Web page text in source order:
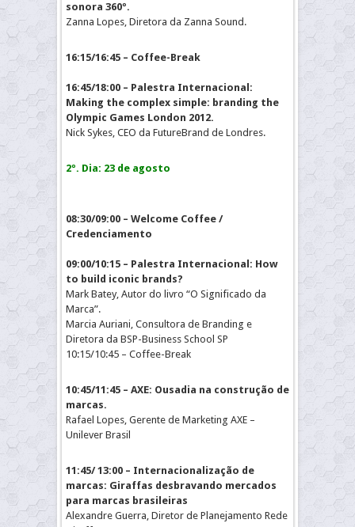
sonora 360º.
Zanna Lopes, Diretora da Zanna Sound.
16:15/16:45 – Coffee-Break
16:45/18:00 – Palestra Internacional:
Making the complex simple: branding the
Olympic Games London 2012.
Nick Sykes, CEO da FutureBrand de Londres.
2º. Dia: 23 de agosto
08:30/09:00 – Welcome Coffee /
Credenciamento
09:00/10:15 – Palestra Internacional: How
to build iconic brands?
Mark Batey, Autor do livro “O Significado da
Marca”.
Marcia Auriani, Consultora de Branding e
Diretora da BSP-Business School SP
10:15/10:45 – Coffee-Break
10:45/11:45 – AXE: Ousadia na construção de
marcas.
Rafael Lopes, Gerente de Marketing AXE –
Unilever Brasil
11:45/ 13:00 – Internacionalização de
marcas: Giraffas desbravando mercados
para marcas brasileiras
Alexandre Guerra, Diretor de Planejamento Rede